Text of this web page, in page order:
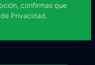
confirmas que
Privacidad.